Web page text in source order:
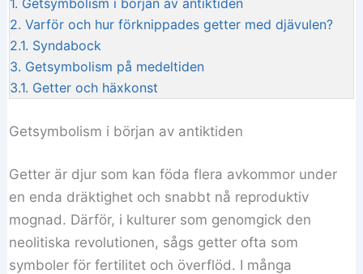
1. Getsymbolism i början av antiktiden
2. Varför och hur förknippades getter med djävulen?
2.1. Syndabock
3. Getsymbolism på medeltiden
3.1. Getter och häxkonst
Getsymbolism i början av antiktiden
Getter är djur som kan föda flera avkommor under
en enda dräktighet och snabbt nå reproduktiv
mognad. Därför, i kulturer som genomgick den
neolitiska revolutionen, sågs getter ofta som
symboler för fertilitet och överflöd. I många